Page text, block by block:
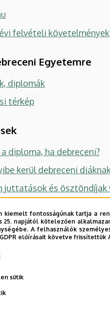
felvételi követelmények
Egyetemre
diplomák
térkép
diploma, ha debreceni?
kerül debreceni
juttatások és ösztöndíjak
Ha kérdésed van, tedd fel
kiemelt fontosságúnak tartja a
25. napjától kötelezően
A felhasználók
előírásait követve
sütik